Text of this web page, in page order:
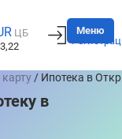
ЦБ
Вход
Меню
/ Ипотека в
в